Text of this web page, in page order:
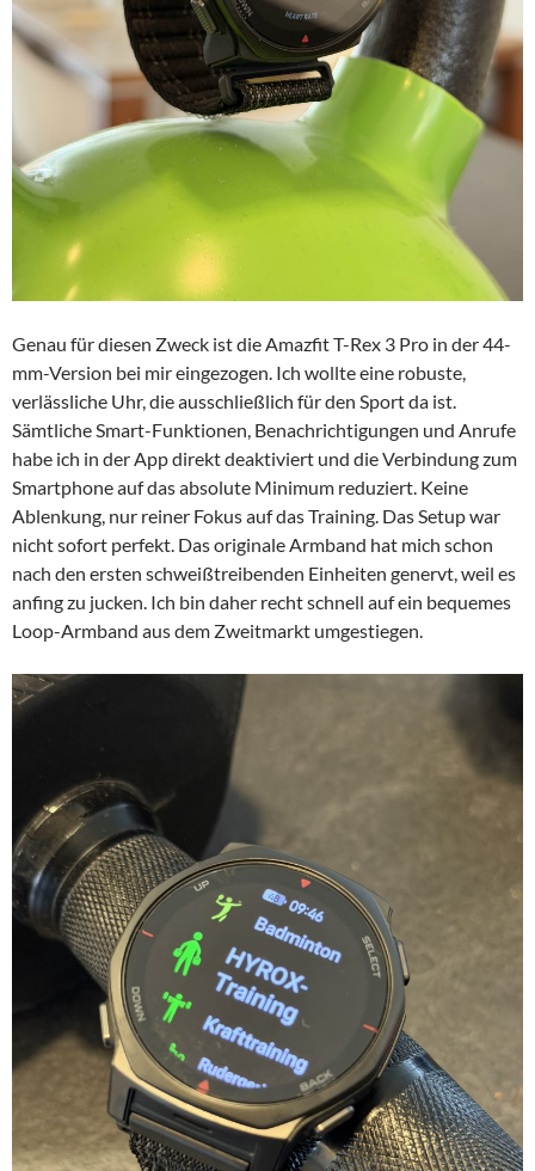
Genau für diesen Zweck ist die Amazfit T-Rex 3 Pro in der 44-
mm-Version bei mir eingezogen. Ich wollte eine robuste,
verlässliche Uhr, die ausschließlich für den Sport da ist.
Sämtliche Smart-Funktionen, Benachrichtigungen und Anrufe
habe ich in der App direkt deaktiviert und die Verbindung zum
Smartphone auf das absolute Minimum reduziert. Keine
Ablenkung, nur reiner Fokus auf das Training. Das Setup war
nicht sofort perfekt. Das originale Armband hat mich schon
nach den ersten schweißtreibenden Einheiten genervt, weil es
anfing zu jucken. Ich bin daher recht schnell auf ein bequemes
Loop-Armband aus dem Zweitmarkt umgestiegen.